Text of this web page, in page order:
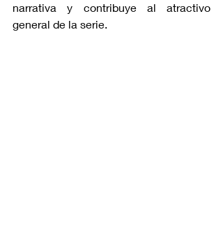
narrativa y contribuye al atractivo
general de la serie.